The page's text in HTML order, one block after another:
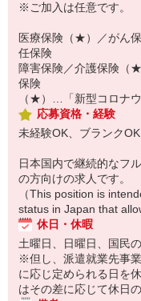
※ご加入は任意です。
医療保険（★）／がん
任保険
障害保険／介護保険（
保険
（★）…「新型コロナ
応募資格・経験
未経験OK、ブランクOK
日本国内で継続的なフ
の方向けの求人です。
（This position is
status in Japan that
休日・休暇
土曜日、日曜日、国民
※但し、派遣就業先事
に応じ定められる日を
はその差に応じて休日